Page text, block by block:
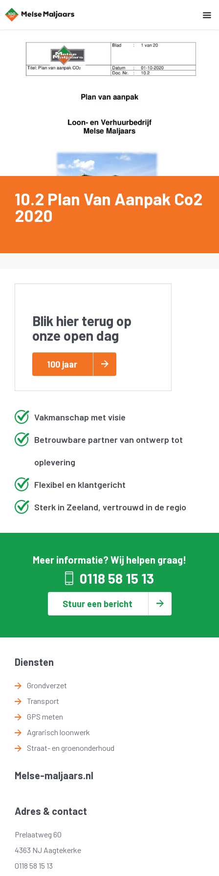
10.2 Plan Van Aanpak Co2
2020
Blik hier terug op
onze open dag
100 jaar
Vakmanschap met visie
Betrouwbare partner van ontwerp tot
oplevering
Flexibel en klantgericht
Sterk in Zeeland, vertrouwd in de regio
Meer informatie? Wij helpen graag!
0118 58 15 13
Stuur een bericht
Diensten
Grondverzet
Transport
GPS meten
Agrarisch loonwerk
Straat- en groenonderhoud
Melse-maljaars.nl
Adres & contact
Prelaatweg 60
4363 NJ Aagtekerke
0118 58 15 13